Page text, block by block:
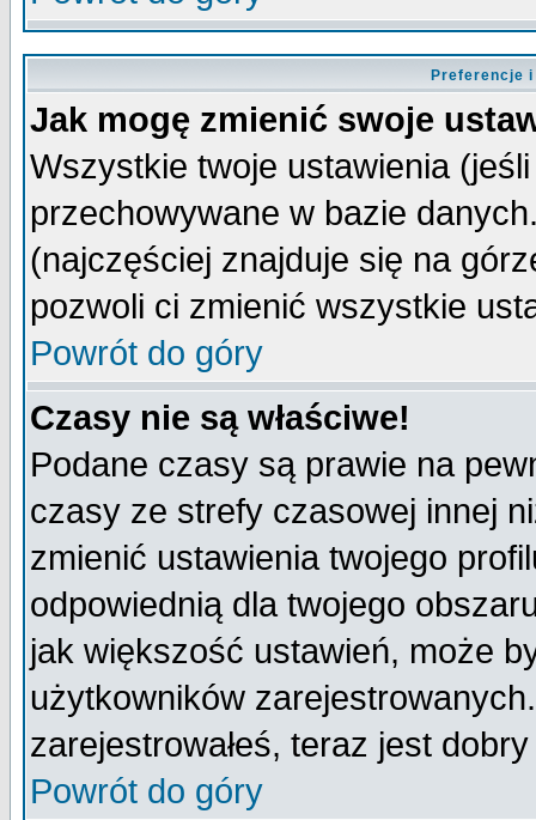
Preferencje
Jak mogę zmienić swoje
Wszystkie twoje ustawienia
przechowywane w bazie
(najczęściej znajduje się na
pozwoli ci zmienić wszystkie
Powrót do góry
Czasy nie są właściwe!
Podane czasy są prawie na
czasy ze strefy czasowej innej
zmienić ustawienia twojego
odpowiednią dla twojego
jak większość ustawień, może
użytkowników
zarejestrowałeś, teraz jest
Powrót do góry